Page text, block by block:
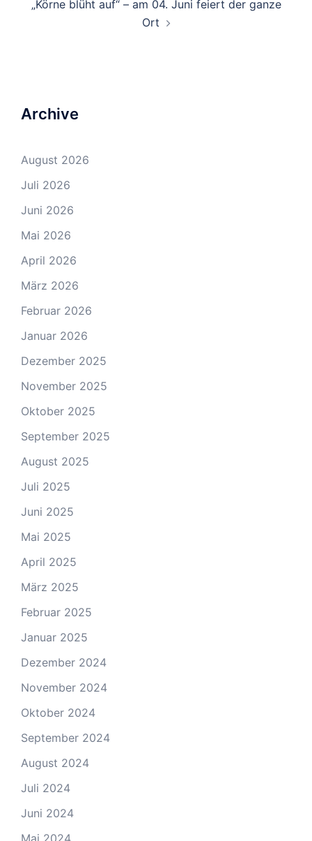
„Körne blüht auf“ – am 04. Juni feiert der ganze
Ort
Archive
August 2026
Juli 2026
Juni 2026
Mai 2026
April 2026
März 2026
Februar 2026
Januar 2026
Dezember 2025
November 2025
Oktober 2025
September 2025
August 2025
Juli 2025
Juni 2025
Mai 2025
April 2025
März 2025
Februar 2025
Januar 2025
Dezember 2024
November 2024
Oktober 2024
September 2024
August 2024
Juli 2024
Juni 2024
Mai 2024